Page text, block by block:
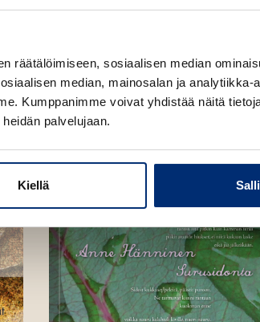
räätälöimiseen, sosiaalisen median
median, mainosalan ja analytiikka-
Kumppanimme voivat yhdistää näitä
palvelujaan.
Kiellä